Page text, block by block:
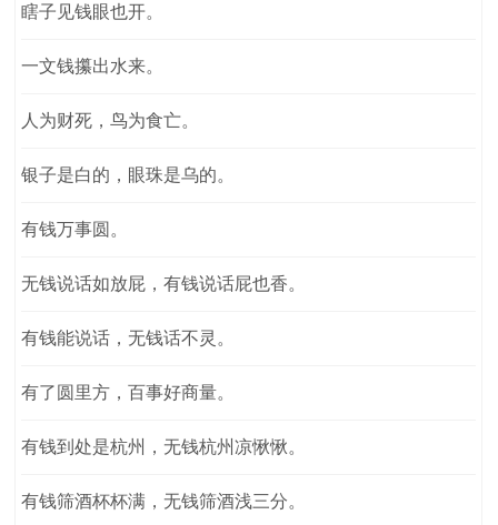
瞎子见钱眼也开。
一文钱攥出水来。
人为财死，鸟为食亡。
银子是白的，眼珠是乌的。
有钱万事圆。
无钱说话如放屁，有钱说话屁也香。
有钱能说话，无钱话不灵。
有了圆里方，百事好商量。
有钱到处是杭州，无钱杭州凉愀愀。
有钱筛酒杯杯满，无钱筛酒浅三分。